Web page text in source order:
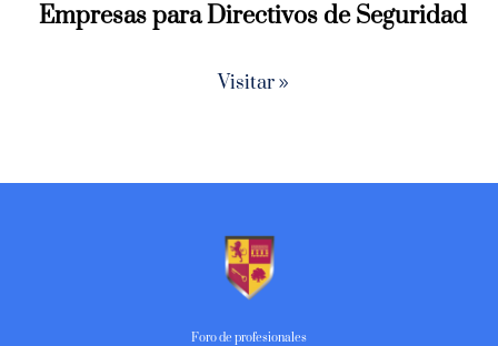
Empresas para Directivos de Seguridad
Visitar
Foro de profesionales